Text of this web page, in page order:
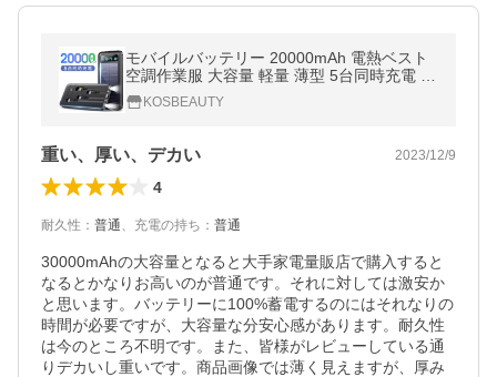
モバイルバッテリー 20000mAh 電熱ベスト
空調作業服 大容量 軽量 薄型 5台同時充電 小
型 PSE 5v/2a スマホ充電器 残量表示 ケーブ
ル内蔵
KOSBEAUTY
重い、厚い、デカい 2023/12/9
4
耐久性 ： 普通、 充電の持ち ： 普通
30000mAhの大容量となると大手家電量販店で購入すると
なるとかなりお高いのが普通です。それに対しては激安か
と思います。バッテリーに100%蓄電するのにはそれなりの
時間が必要ですが、大容量な分安心感があります。耐久性
は今のところ不明です。また、皆様がレビューしている通
りデカいし重いです。商品画像では薄く見えますが、厚み